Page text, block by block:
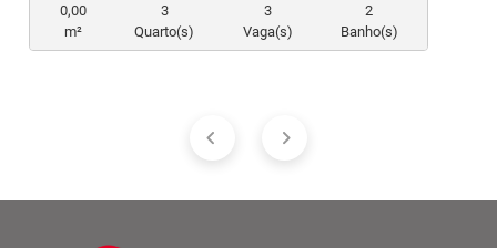
0,00
m²
3
Quarto(s)
3
Vaga(s)
2
Banho(s)